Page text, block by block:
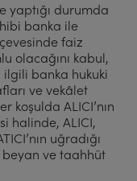
yaptığı durumda
banka ile
faiz
olacağını kabul,
banka hukuki
ve vekâlet
koşulda ALICI’nın
halinde, ALICI,
uğradığı
beyan ve taahhüt